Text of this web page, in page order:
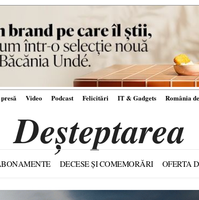
Video Podcast Felicitări IT & Gadgets România
Deșteptarea
DECESE ȘI COMEMORĂRI OFERTA